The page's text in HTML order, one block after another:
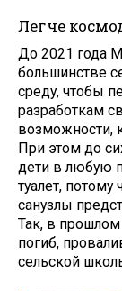
Легче
До 2021 года
большинстве
среду, чтобы
разработкам
возможности,
При этом до
дети в любую
туалет, потому
санузлы
Так, в прошлом
погиб,
сельской